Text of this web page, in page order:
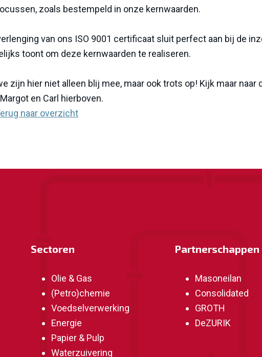
zoals bestempeld in onze kernwaarden.
van ons ISO 9001 certificaat sluit perfect aan bij de
toont om deze kernwaarden te realiseren.
zijn hier niet alleen blij mee, maar ook trots op! Kijk maar
argot en Carl hierboven.
naar overzicht
Sectoren
Olie & Gas
(Petro)chemie
Voedselverwerking
Energie
Papier & Pulp
Waterzuivering
Partnerschappen
Masoneilan
Consolidated
GROTH
DeZURIK